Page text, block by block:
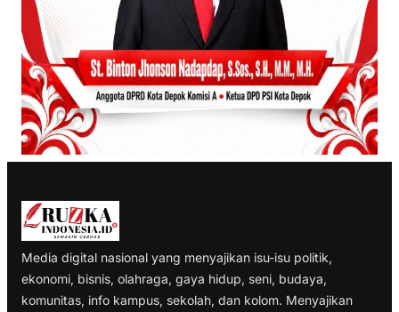
Media digital nasional yang menyajikan isu-isu politik,
ekonomi, bisnis, olahraga, gaya hidup, seni, budaya,
komunitas, info kampus, sekolah, dan kolom. Menyajikan